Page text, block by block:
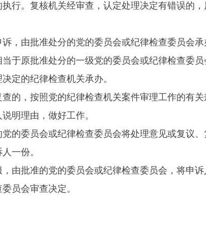
。复核机关经审查，认定处理决定有错误的，
由批准处分的党的委员会或纪律检查委员会承
于原批准处分的一级党的委员会或纪律检查委
定的纪律检查机关承办。
，按照党的纪律检查机关案件审理工作的有关
明理由，做好工作。
委员会或纪律检查委员会将处理意见或复议、
一份。
批准的党的委员会或纪律检查委员会，将申诉
员会审查决定。